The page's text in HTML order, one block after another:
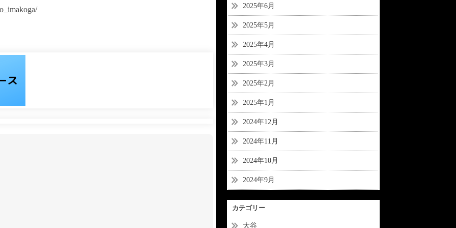
2025年6月
2025年5月
2025年4月
2025年3月
2025年2月
2025年1月
2024年12月
2024年11月
2024年10月
2024年9月
カテゴリー
大谷